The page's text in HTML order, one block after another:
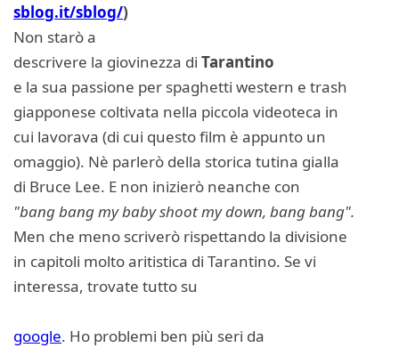
sblog.it/sblog/)
Non starò a
descrivere la giovinezza di Tarantino
e la sua passione per spaghetti western e trash
giapponese coltivata nella piccola videoteca in
cui lavorava (di cui questo film è appunto un
omaggio). Nè parlerò della storica tutina gialla
di Bruce Lee. E non inizierò neanche con
"bang bang my baby shoot my down, bang bang".
Men che meno scriverò rispettando la divisione
in capitoli molto aritistica di Tarantino. Se vi
interessa, trovate tutto su
google. Ho problemi ben più seri da